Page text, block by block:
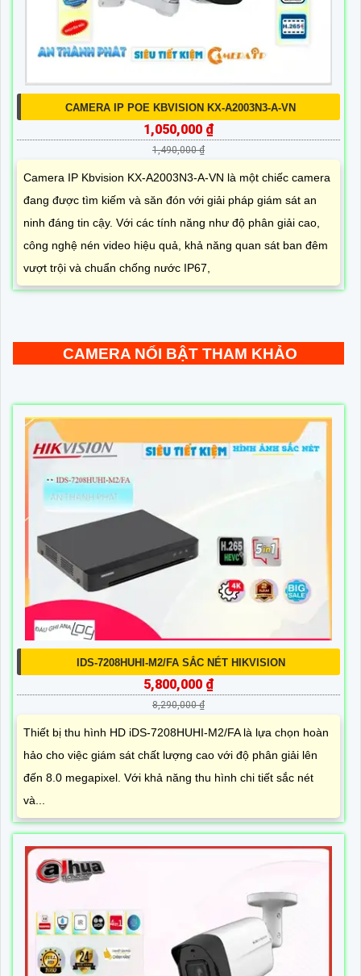
CAMERA IP POE KBVISION KX-A2003N3-A-VN
1,050,000 ₫
1,490,000 ₫
Camera IP Kbvision KX-A2003N3-A-VN là một chiếc camera
đang được tìm kiếm và săn đón với giải pháp giám sát an
ninh đáng tin cậy. Với các tính năng như độ phân giải cao,
công nghệ nén video hiệu quả, khả năng quan sát ban đêm
vượt trội và chuẩn chống nước IP67,
CAMERA NỔI BẬT THAM KHẢO
IDS-7208HUHI-M2/FA SẮC NÉT HIKVISION
5,800,000 ₫
8,290,000 ₫
Thiết bị thu hình HD iDS-7208HUHI-M2/FA là lựa chọn hoàn
hảo cho việc giám sát chất lượng cao với độ phân giải lên
đến 8.0 megapixel. Với khả năng thu hình chi tiết sắc nét
và...